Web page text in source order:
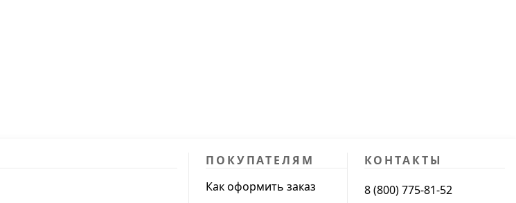
ПОКУПАТЕЛЯМ
Как оформить заказ
КОНТАКТЫ
8 (800) 775-81-52